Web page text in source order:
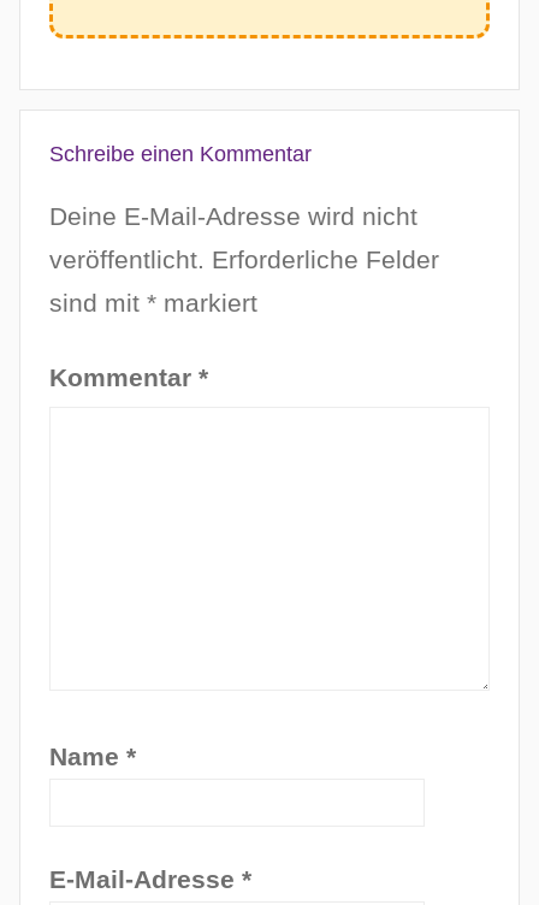
Schreibe einen Kommentar
Deine E-Mail-Adresse wird nicht
veröffentlicht. Erforderliche Felder
sind mit * markiert
Kommentar *
Name *
E-Mail-Adresse *